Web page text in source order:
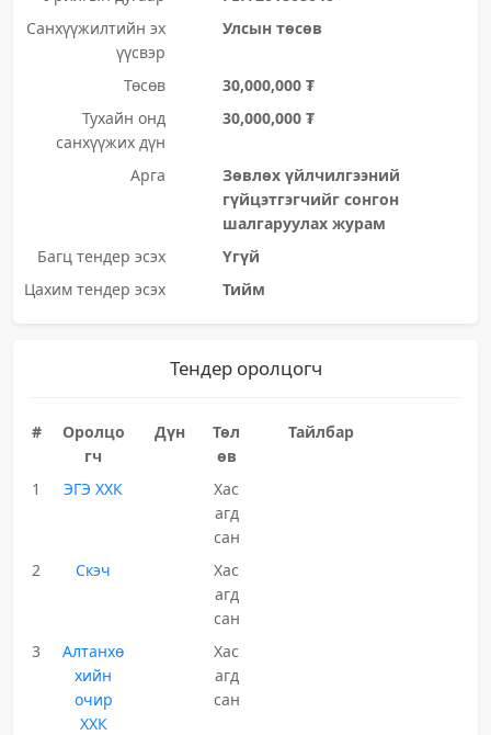
Санхүүжилтийн эх
үүсвэр
Улсын төсөв
Төсөв
30,000,000 ₮
Тухайн онд
санхүүжих дүн
30,000,000 ₮
Арга
Зөвлөх үйлчилгээний
гүйцэтгэгчийг сонгон
шалгаруулах журам
Багц тендер эсэх
Үгүй
Цахим тендер эсэх
Тийм
Тендер оролцогч
#
Оролцо
гч
Дүн
Төл
өв
Тайлбар
1 ЭГЭ ХХК
Хас
агд
сан
2
Скэч
Хас
агд
сан
3
Алтанхө
хийн
очир
ХХК
Хас
агд
сан